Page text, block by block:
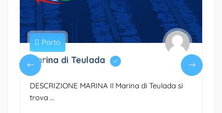
Porto
Marina di Teulada
DESCRIZIONE MARINA Il Marina di Teulada si
trova ...